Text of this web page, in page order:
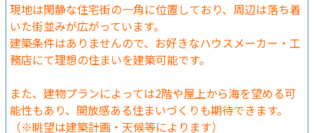
現地は閑静な住宅街の一角に位置しており、周辺は落ち着
いた街並みが広がっています。
建築条件はありませんので、お好きなハウスメーカー・工
務店にて理想の住まいを建築可能です。
また、建物プランによっては2階や屋上から海を望める可
能性もあり、開放感ある住まいづくりも期待できます。
（※眺望は建築計画・天候等によります）